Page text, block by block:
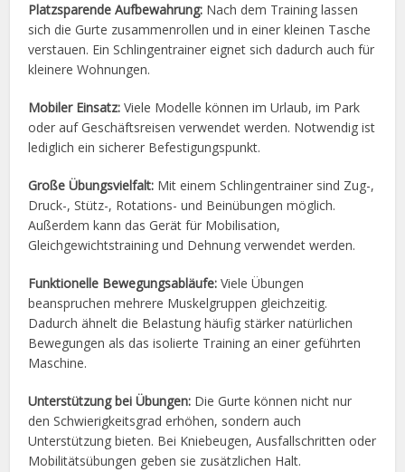
Platzsparende Aufbewahrung: Nach dem Training lassen
sich die Gurte zusammenrollen und in einer kleinen Tasche
verstauen. Ein Schlingentrainer eignet sich dadurch auch für
kleinere Wohnungen.
Mobiler Einsatz: Viele Modelle können im Urlaub, im Park
oder auf Geschäftsreisen verwendet werden. Notwendig ist
lediglich ein sicherer Befestigungspunkt.
Große Übungsvielfalt: Mit einem Schlingentrainer sind Zug-,
Druck-, Stütz-, Rotations- und Beinübungen möglich.
Außerdem kann das Gerät für Mobilisation,
Gleichgewichtstraining und Dehnung verwendet werden.
Funktionelle Bewegungsabläufe: Viele Übungen
beanspruchen mehrere Muskelgruppen gleichzeitig.
Dadurch ähnelt die Belastung häufig stärker natürlichen
Bewegungen als das isolierte Training an einer geführten
Maschine.
Unterstützung bei Übungen: Die Gurte können nicht nur
den Schwierigkeitsgrad erhöhen, sondern auch
Unterstützung bieten. Bei Kniebeugen, Ausfallschritten oder
Mobilitätsübungen geben sie zusätzlichen Halt.